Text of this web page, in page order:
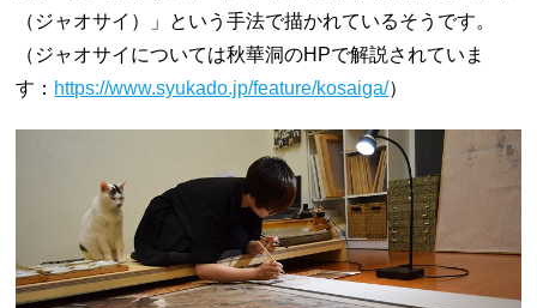
（ジャオサイ）」という手法で描かれているそうです。
（ジャオサイについては秋華洞のHPで解説されていま
す： https://www.syukado.jp/feature/kosaiga/）